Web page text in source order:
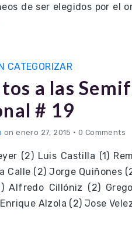
de ser elegidos por el
CATEGORIZAR
a las
# 19
on enero 27, 2015 • 0 Comments
(2) Luis Castilla (1)
Calle (2) Jorge Quiñones
Alfredo Cillóniz (2)
Alzola (2) Jose